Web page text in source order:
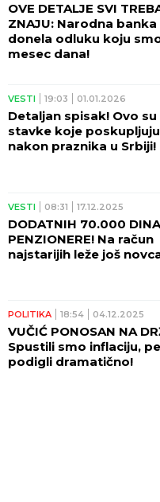
OVE DETALJE SVI
ZNAJU: Narodna
donela odluku koju
mesec dana!
VESTI 19:03 01.01.2026
Detaljan spisak! Ovo su
stavke koje poskupljuju
nakon praznika u Srbiji!
VESTI 08:31 17.12.2025
DODATNIH 70.000
PENZIONERE! Na račun
najstarijih leže još
POLITIKA 18:54 04.12.2025
VUČIĆ PONOSAN NA
Spustili smo inflaciju,
podigli dramatično!